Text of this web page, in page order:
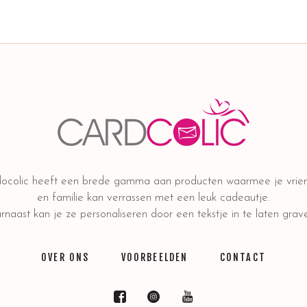
heeft een brede gamma aan producten waarmee je
en familie kan verrassen met een leuk cadeautje.
kan je ze personaliseren door een tekstje in te laten
OVER ONS VOORBEELDEN CONTACT